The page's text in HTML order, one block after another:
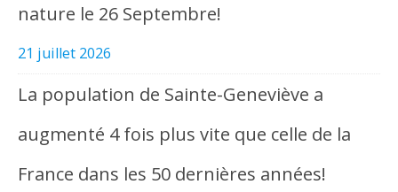
nature le 26 Septembre!
21 juillet 2026
La population de Sainte-Geneviève a
augmenté 4 fois plus vite que celle de la
France dans les 50 dernières années!